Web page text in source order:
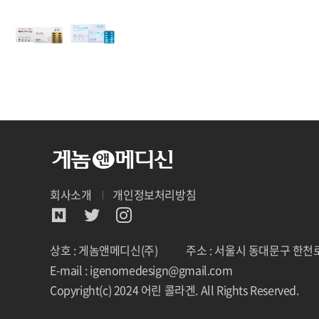
회사소개 개인정보처리방침
상호 : 게놈앤메디신(주)
주소 : 서울시 동대문구 한
E-mail : igenomedesign@gmail.com
Copyright(c) 2024 어린 콜라겐. All Rights Reserved.